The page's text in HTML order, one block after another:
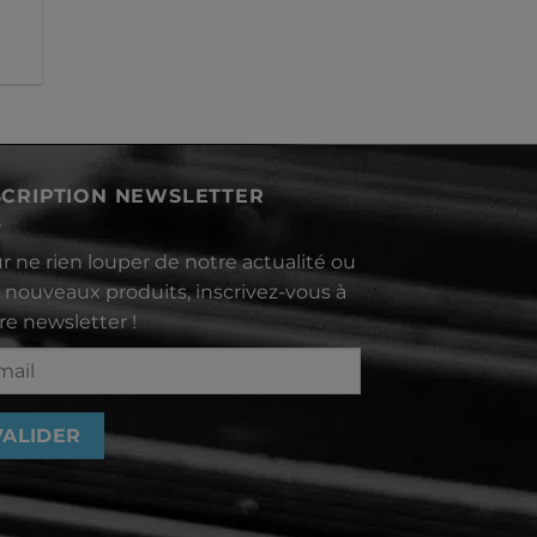
NEWSLETTER
ne rien louper de notre actualité ou
nouveaux produits, inscrivez-vous à
newsletter !